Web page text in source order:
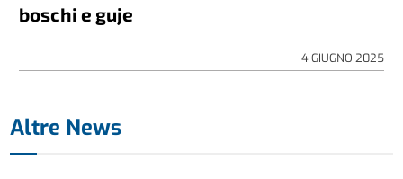
boschi e guje
4 GIUGNO 2025
Altre News